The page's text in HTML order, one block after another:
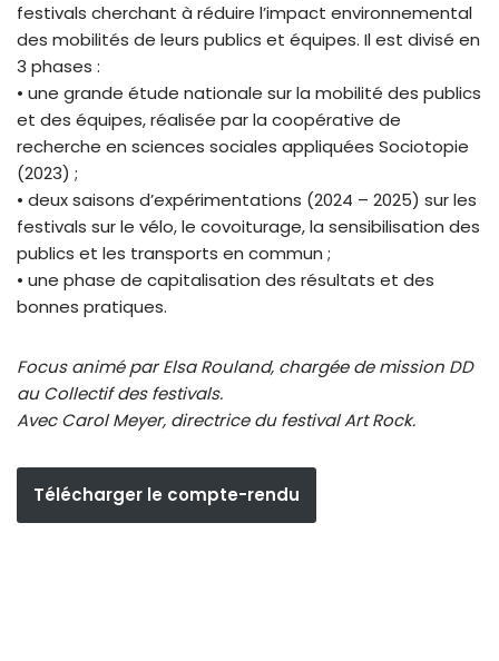
festivals cherchant à réduire l’impact environnemental
des mobilités de leurs publics et équipes. Il est divisé en
3 phases :
• une grande étude nationale sur la mobilité des publics
et des équipes, réalisée par la coopérative de
recherche en sciences sociales appliquées Sociotopie
(2023) ;
• deux saisons d’expérimentations (2024 – 2025) sur les
festivals sur le vélo, le covoiturage, la sensibilisation des
publics et les transports en commun ;
• une phase de capitalisation des résultats et des
bonnes pratiques.
Focus animé par Elsa Rouland, chargée de mission DD
au Collectif des festivals.
Avec Carol Meyer, directrice du festival Art Rock.
Télécharger le compte-rendu